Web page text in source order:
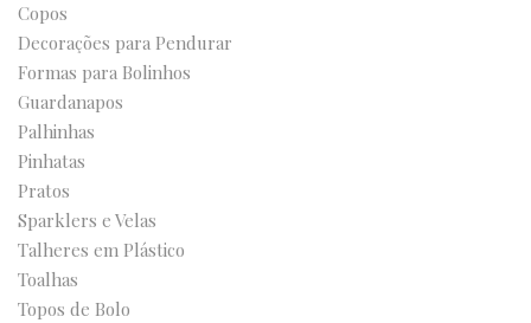
Copos
Decorações para Pendurar
Formas para Bolinhos
Guardanapos
Palhinhas
Pinhatas
Pratos
Sparklers e Velas
Talheres em Plástico
Toalhas
Topos de Bolo